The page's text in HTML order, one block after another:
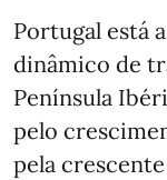
Portugal está
dinâmico de
Península
pelo
pela